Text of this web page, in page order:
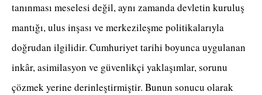
tanınması meselesi değil, aynı zamanda devletin kuruluş
mantığı, ulus inşası ve merkezileşme politikalarıyla
doğrudan ilgilidir. Cumhuriyet tarihi boyunca uygulanan
inkâr, asimilasyon ve güvenlikçi yaklaşımlar, sorunu
çözmek yerine derinleştirmiştir. Bunun sonucu olarak